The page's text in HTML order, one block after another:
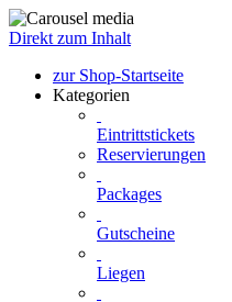
Direkt zum Inhalt
zur Shop-Startseite
Kategorien
Eintrittstickets
Reservierungen
Packages
Gutscheine
Liegen